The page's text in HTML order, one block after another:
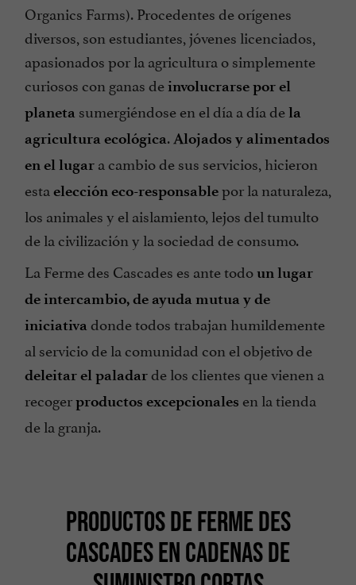
Organics Farms). Procedentes de orígenes
diversos, son estudiantes, jóvenes licenciados,
apasionados por la agricultura o simplemente
curiosos con ganas deinvolucrarse por el
planeta sumergiéndose en el día a día dela
agricultura ecológica. Alojados y alimentados
en el lugar a cambio de sus servicios, hicieron
esta elección eco-responsablepor la naturaleza,
los animales y el aislamiento, lejos del tumulto
de la civilización y la sociedad de consumo.
La Ferme des Cascades es ante todoun lugar
de intercambio, de ayuda mutua y de
iniciativa donde todos trabajan humildemente
al servicio de la comunidad con el objetivo de
deleitar el paladarde los clientes que vienen a
recogerproductos excepcionales en la tienda
de la granja.
PRODUCTOS DE FERME DES
CASCADES EN CADENAS DE